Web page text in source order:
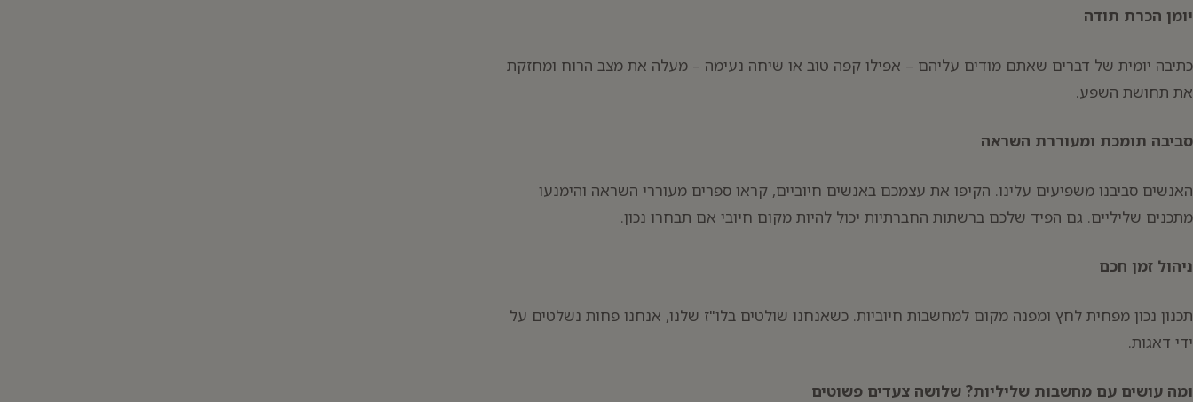
יומן הכרת תודה
כתיבה יומית של דברים שאתם מודים עליהם – אפילו קפה טוב או שיחה נעימה – מעלה את מצב הרוח ומחזקת
את תחושת השפע.
סביבה תומכת ומעוררת השראה
האנשים סביבנו משפיעים עלינו. הקיפו את עצמכם באנשים חיוביים, קראו ספרים מעוררי השראה והימנעו
מתכנים שליליים. גם הפיד שלכם ברשתות החברתיות יכול להיות מקום חיובי אם תבחרו נכון.
ניהול זמן חכם
תכנון נכון מפחית לחץ ומפנה מקום למחשבות חיוביות. כשאנחנו שולטים בלו"ז שלנו, אנחנו פחות נשלטים על
ידי דאגות.
ומה עושים עם מחשבות שליליות? שלושה צעדים פשוטים